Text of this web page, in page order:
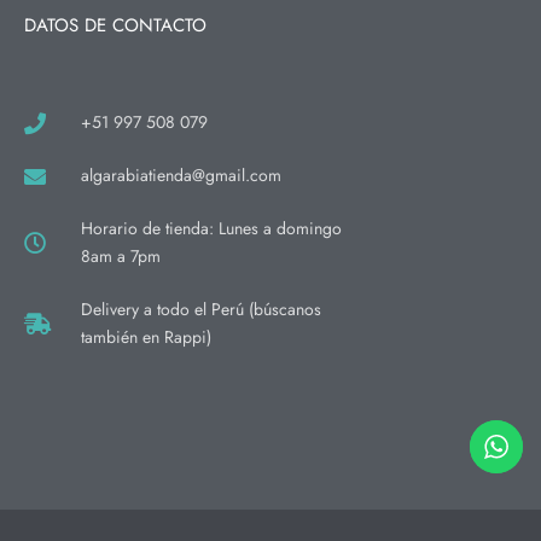
DATOS DE CONTACTO
+51 997 508 079
algarabiatienda@gmail.com
Horario de tienda: Lunes a domingo
8am a 7pm
Delivery a todo el Perú (búscanos
también en Rappi)